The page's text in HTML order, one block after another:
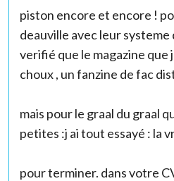
piston encore et encore !
deauville avec leur
verifié que le magazine que
choux , un fanzine de fac
mais pour le graal du graal
petites :j ai tout essayé : la
pour terminer. dans votre